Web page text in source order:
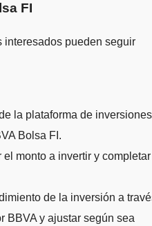
FI
interesados pueden seguir
la plataforma de inversiones
Bolsa FI.
el monto a invertir y
de la inversión a
BBVA y ajustar según sea